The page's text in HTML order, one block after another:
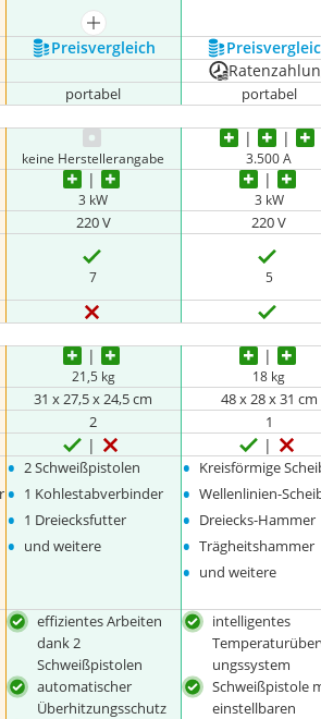
mehr anzeigen
Preis­vergleich
portabel portabel
keine Herstellerangabe 3.500 A
3 kW 3 kW
220 V 220 V
7 5
21,5 kg 18 kg
31 x 27,5 x 24,5 cm 48 x 28 x 31 cm
2 1
• 2 Schweißpistolen
• 1 Kohlestabverbinder
• 1 Dreiecksfutter
• und weitere
• Kreisförmige
• Wellenlinien-
• Dreiecks-Hammer
• Trägheitshammer
• und weitere
effizientes Arbeiten
dank 2
Schweißpistolen
automatischer
Überhitzungsschutz
intelligentes
ungssystem
Schweißpistole
einstellbaren